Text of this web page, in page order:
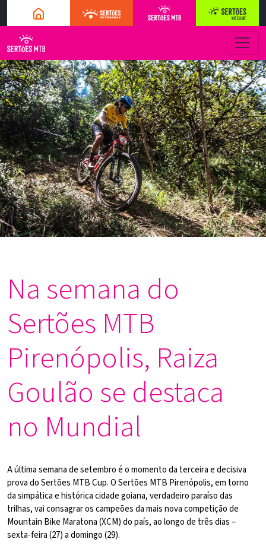
Na semana do
Sertões MTB
Pirenópolis, Raiza
Goulão se destaca
no Mundial
A última semana de setembro é o momento da terceira e decisiva
prova do Sertões MTB Cup. O Sertões MTB Pirenópolis, em torno
da simpática e histórica cidade goiana, verdadeiro paraíso das
trilhas, vai consagrar os campeões da mais nova competição de
Mountain Bike Maratona (XCM) do país, ao longo de três dias –
sexta-feira (27) a domingo (29).